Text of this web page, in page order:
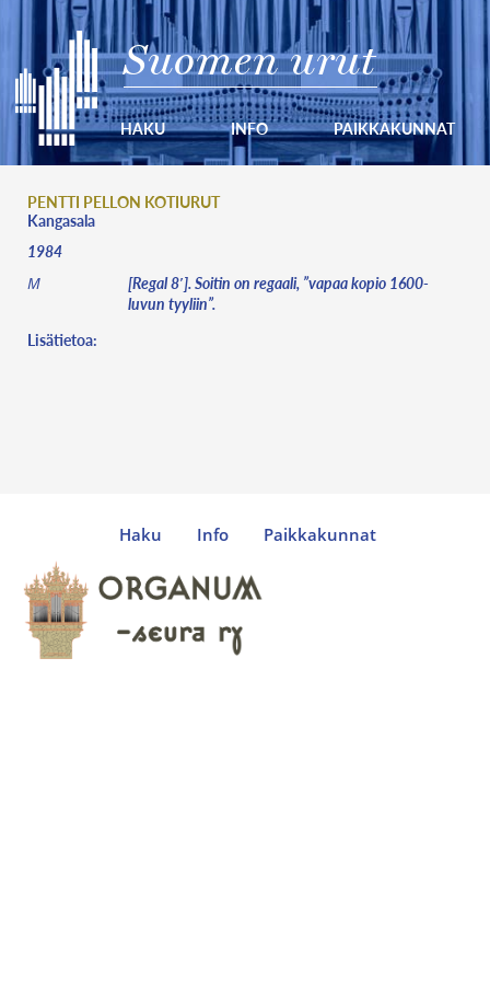
Suomen urut
HAKU INFO PAIKKAKUNNAT
PENTTI PELLON KOTIURUT
Kangasala
1984
M
[Regal 8′]. Soitin on regaali, ”vapaa kopio 1600-
luvun tyyliin”.
Lisätietoa:
Haku Info Paikkakunnat